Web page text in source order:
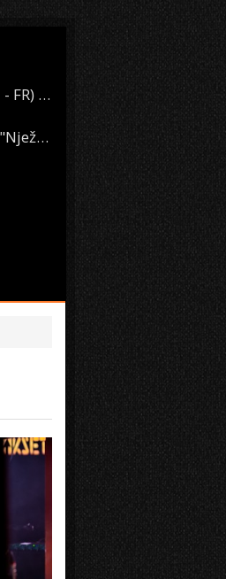
Oasis Boom (desert krautrock / noise jazz - FR) @ KONTEJNER
KSET50: Sara Renar – promocija albuma "Nježne riječi" @ Močvara